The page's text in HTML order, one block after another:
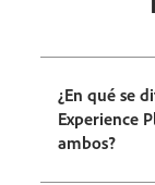
¿En qué se
Experience
ambos?